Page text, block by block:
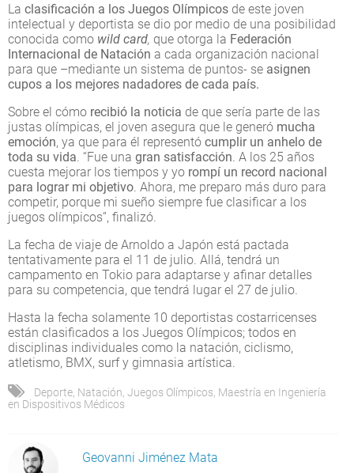
La clasificación a los Juegos Olímpicos de este joven
intelectual y deportista se dio por medio de una posibilidad
conocida como wild card, que otorga la Federación
Internacional de Natación a cada organización nacional
para que –mediante un sistema de puntos- se asignen
cupos a los mejores nadadores de cada país.
Sobre el cómo recibió la noticia de que sería parte de las
justas olímpicas, el joven asegura que le generó mucha
emoción, ya que para él representó cumplir un anhelo de
toda su vida. “Fue una gran satisfacción. A los 25 años
cuesta mejorar los tiempos y yo rompí un record nacional
para lograr mi objetivo. Ahora, me preparo más duro para
competir, porque mi sueño siempre fue clasificar a los
juegos olímpicos”, finalizó.
La fecha de viaje de Arnoldo a Japón está pactada
tentativamente para el 11 de julio. Allá, tendrá un
campamento en Tokio para adaptarse y afinar detalles
para su competencia, que tendrá lugar el 27 de julio.
Hasta la fecha solamente 10 deportistas costarricenses
están clasificados a los Juegos Olímpicos; todos en
disciplinas individuales como la natación, ciclismo,
atletismo, BMX, surf y gimnasia artística.
Deporte Natación Juegos Olímpicos Maestría en Ingeniería
en Dispositivos Médicos
Geovanni Jiménez Mata